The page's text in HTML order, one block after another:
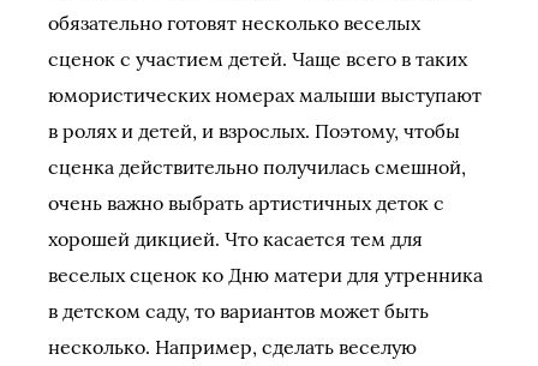
обязательно готовят несколько веселых
сценок с участием детей. Чаще всего в таких
юмористических номерах малыши выступают
в ролях и детей, и взрослых. Поэтому, чтобы
сценка действительно получилась смешной,
очень важно выбрать артистичных деток с
хорошей дикцией. Что касается тем для
веселых сценок ко Дню матери для утренника
в детском саду, то вариантов может быть
несколько. Например, сделать веселую